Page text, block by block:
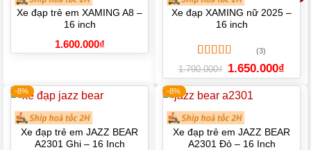
Xe đạp trẻ em XAMING A8 –
16 inch
1.600.000₫
Xe đạp XAMING nữ 2025 –
16 inch
Được xếp
hạng5.005
sao
(3)
1.790.000₫ Giá
gốc
là:
1.790.000₫.
1.650.000₫
hiện
tại
-8%
Xe đạp trẻ em JAZZ BEAR
A2301 Ghi – 16 Inch
-8%
Xe đạp trẻ em JAZZ BEAR
A2301 Đỏ – 16 Inch